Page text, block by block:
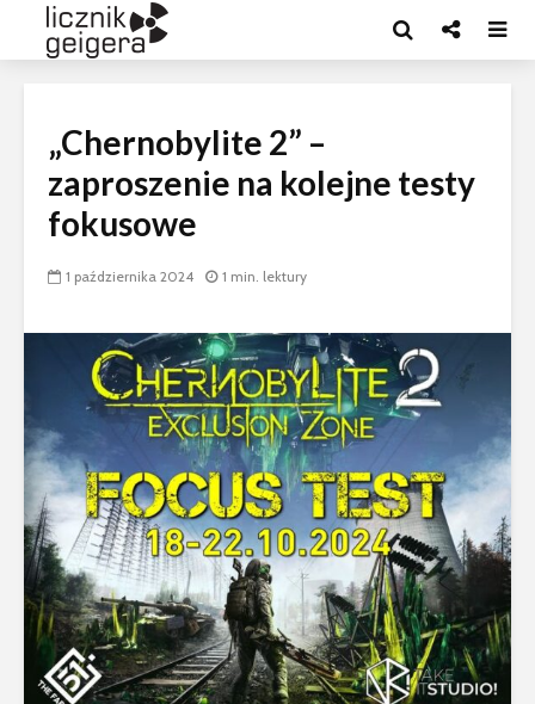
„Chernobylite 2” –
zaproszenie na kolejne testy
fokusowe
1 października 2024 1 min. lektury